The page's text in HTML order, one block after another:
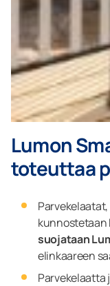
Lumon
toteuttaa
kunnostetaan
suojataan
elinkaareen
Parvekelaatta